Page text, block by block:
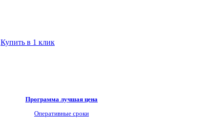
Купить в 1 клик
Программа лучшая цена
Оперативные сроки